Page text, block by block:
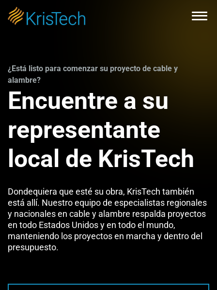
Skip to main content
¿Está listo para comenzar su proyecto de cable y
alambre?
Encuentre a su
representante
local de KrisTech
Dondequiera que esté su obra, KrisTech también
está allí. Nuestro equipo de especialistas regionales
y nacionales en cable y alambre respalda proyectos
en todo Estados Unidos y en todo el mundo,
manteniendo los proyectos en marcha y dentro del
presupuesto.